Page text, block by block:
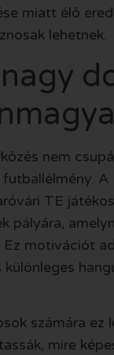
miatt élő
lehetnek.
nem
A
TE
pályára,
Ez motivációt
különleges
számára ez
mire